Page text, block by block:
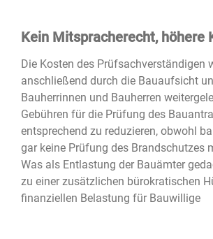
Kein Mitspracherecht, höhere
Die Kosten des Prüfsachverständigen
anschließend durch die Bauaufsicht
Bauherrinnen und Bauherren
Gebühren für die Prüfung des
entsprechend zu reduzieren, obwohl
gar keine Prüfung des Brandschutzes
Was als Entlastung der Bauämter
zu einer zusätzlichen bürokratischen
finanziellen Belastung für Bauwillige